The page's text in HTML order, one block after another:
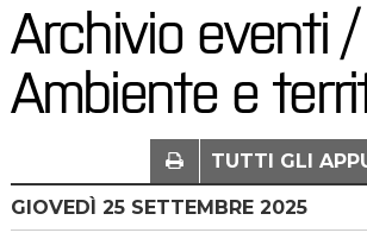
Archivio eventi /
Ambiente e
TUTTI GLI
GIOVEDÌ 25SETTEMBRE 2025